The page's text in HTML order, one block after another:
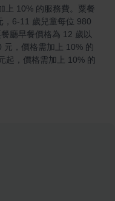
上 10% 的服務費。粟餐
，6-11 歲兒童每位 980
廳早餐價格為 12 歲以
元，價格需加上 10% 的
起，價格需加上 10% 的